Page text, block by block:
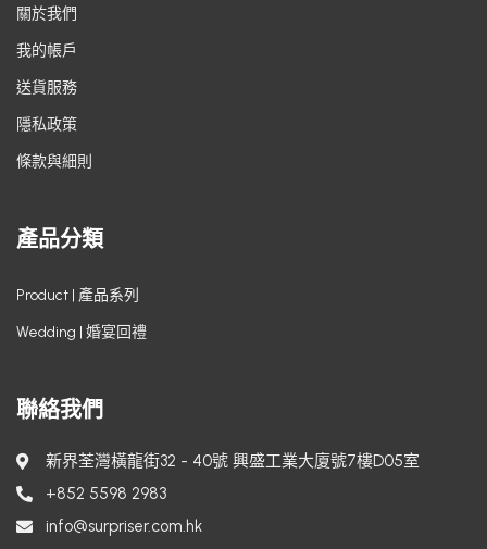
關於我們
我的帳戶
送貨服務
隱私政策
條款與細則
產品分類
Product | 產品系列
Wedding | 婚宴回禮
聯絡我們
新界荃灣橫龍街32 - 40號 興盛工業大廈號7樓D05室
+852 5598 2983
info@surpriser.com.hk